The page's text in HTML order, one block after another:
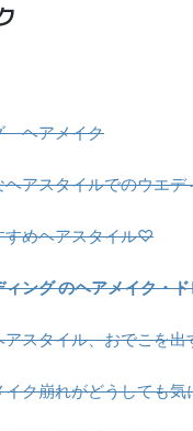
ヘアメイク
アスタイルでのウエデ
すめヘアスタイル♡
ング のヘアメイク・
スタイル、おでこを出
ク崩れがどうしても気